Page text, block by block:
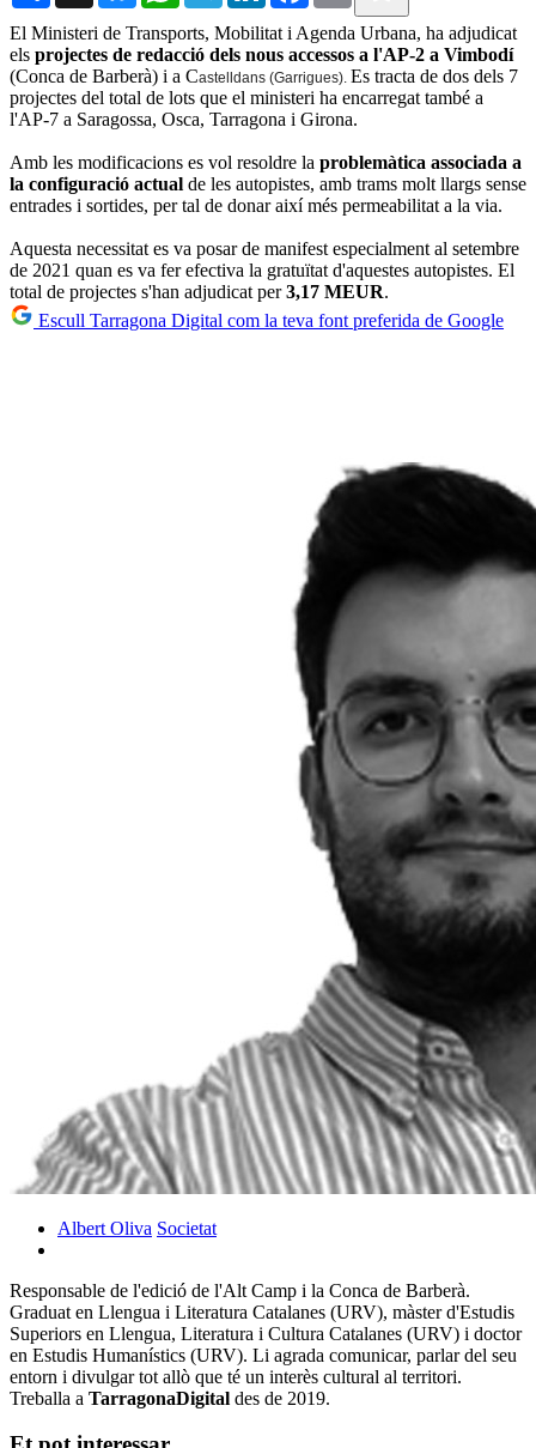
El Ministeri de Transports, Mobilitat i Agenda Urbana, ha adjudicat
els projectes de redacció dels nous accessos a l'AP-2 a Vimbodí
(Conca de Barberà) i a Castelldans (Garrigues). Es tracta de dos dels 7
projectes del total de lots que el ministeri ha encarregat també a
l'AP-7 a Saragossa, Osca, Tarragona i Girona.
Amb les modificacions es vol resoldre la problemàtica associada a
la configuració actual de les autopistes, amb trams molt llargs sense
entrades i sortides, per tal de donar així més permeabilitat a la via.
Aquesta necessitat es va posar de manifest especialment al setembre
de 2021 quan es va fer efectiva la gratuïtat d'aquestes autopistes. El
total de projectes s'han adjudicat per3,17 MEUR.
Escull Tarragona Digital com la teva font preferida de Google
Albert Oliva Societat
Responsable de l'edició de l'Alt Camp i la Conca de Barberà.
Graduat en Llengua i Literatura Catalanes (URV), màster d'Estudis
Superiors en Llengua, Literatura i Cultura Catalanes (URV) i doctor
en Estudis Humanístics (URV). Li agrada comunicar, parlar del seu
entorn i divulgar tot allò que té un interès cultural al territori.
Treballa a TarragonaDigital des de 2019.